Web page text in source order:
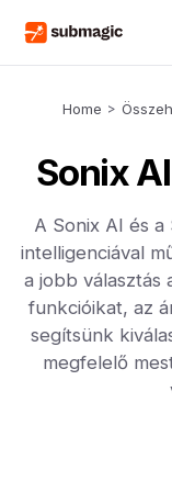
Home >
Sonix
A Sonix AI és
intelligenciával
a jobb választás
funkcióikat, az
segítsünk
megfelelő